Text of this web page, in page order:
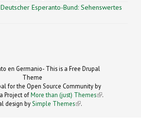
Deutscher Esperanto-Bund: Sehenswertes
en Germanio- This is a Free Drupal
Theme
for the Open Source Community by
is external)
, a Project ofMore than (just) Themes (link is
.
design by Simple Themes
(link is
.